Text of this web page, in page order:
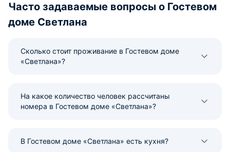
Часто задаваемые вопросы о Гостевом
доме Светлана
Сколько стоит проживание в Гостевом доме
«Светлана»?
На какое количество человек рассчитаны
номера в Гостевом доме «Светлана»?
В Гостевом доме «Светлана» есть кухня?